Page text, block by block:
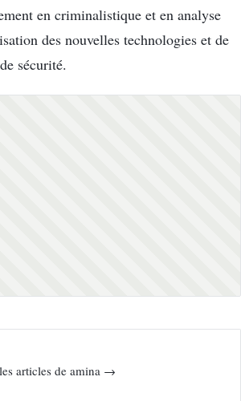
en criminalistique et en analyse
des nouvelles technologies et de
sécurité.
articles de amina →